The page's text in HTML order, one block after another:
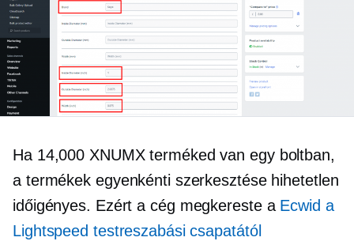
Ha 14,000 XNUMX terméked van egy boltban,
a termékek egyenkénti szerkesztése hihetetlen
időigényes. Ezért a cég megkereste a Ecwid a
Lightspeed testreszabási csapatától